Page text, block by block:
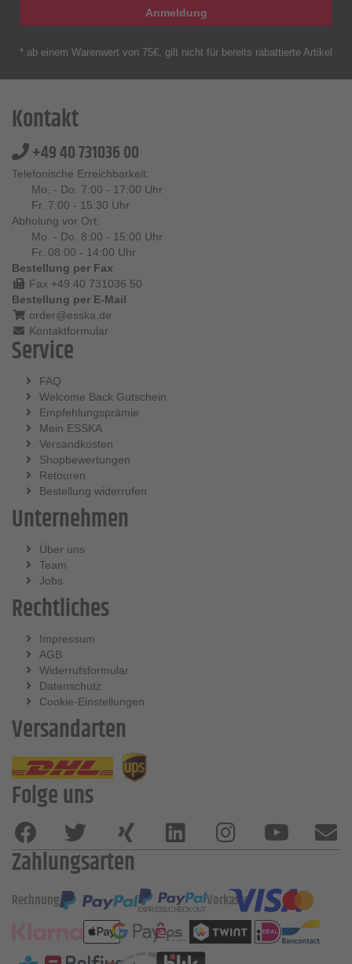
Anmeldung
* ab einem Warenwert von 75€, gilt nicht für bereits rabattierte Artikel
Kontakt
+49 40 731036 00
Telefonische Erreichbarkeit:
Mo. - Do. 7:00 - 17:00 Uhr
Fr. 7:00 - 15:30 Uhr
Abholung vor Ort:
Mo. - Do. 8:00 - 15:00 Uhr
Fr. 08:00 - 14:00 Uhr
Bestellung per Fax
Fax +49 40 731036 50
Bestellung per E-Mail
order@esska.de
Kontaktformular
Service
FAQ
Welcome Back Gutschein
Empfehlungsprämie
Mein ESSKA
Versandkosten
Shopbewertungen
Retouren
Bestellung widerrufen
Unternehmen
Über uns
Team
Jobs
Rechtliches
Impressum
AGB
Widerrufsformular
Datenschutz
Cookie-Einstellungen
Versandarten
Folge uns
Zahlungsarten
Rechnung Vorkasse